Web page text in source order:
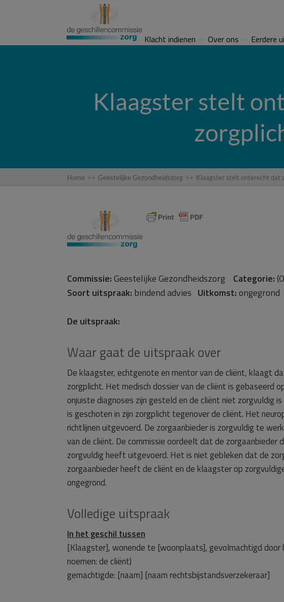
Klacht indienen Over ons Eerdere
Klaagster stelt
Home >> Geestelijke Gezondheidszorg >> Klaagster stelt onterecht dat
Commissie:Geestelijke Gezondheidszorg Categorie:
Soort uitspraak: bindend advies Uitkomst:ongegrond
De uitspraak:
Waar gaat de uitspraak over
De klaagster, echtgenote en mentor van de cliënt, klaagt
zorgplicht. Het medisch dossier van de cliënt is gebaseerd
onjuiste diagnoses zijn gesteld en de cliënt niet zorgvuldig
is geschoten in zijn zorgplicht tegenover de cliënt. Het
richtlijnen uitgevoerd. De zorgaanbieder is zorgvuldig te
van de cliënt. De commissie oordeelt dat de zorgaanbieder
zorgvuldig heeft uitgevoerd. Het is niet gebleken dat de
zorgaanbieder heeft de cliënt en de klaagster op
ongegrond.
Volledige uitspraak
In het geschil tussen
[Klaagster], wonende te [woonplaats], gevolmachtigd
noemen: de cliënt)
gemachtigde: [naam] [naam rechtsbijstandsverzekeraar]